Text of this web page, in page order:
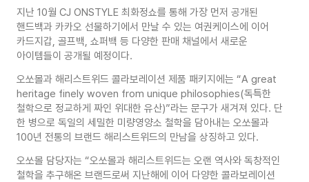
지난 10월 CJ ONSTYLE 최화정쇼를 통해 가장 먼저 공개된
핸드백과 카카오 선물하기에서 만날 수 있는 여권케이스에 이어
카드지갑, 골프백, 쇼퍼백 등 다양한 판매 채널에서 새로운
아이템들이 공개될 예정이다.
오쏘몰과 해리스트위드 콜라보레이션 제품 패키지에는 “A great
heritage finely woven from unique philosophies(독특한
철학으로 정교하게 짜인 위대한 유산)”라는 문구가 새겨져 있다. 단
한 병으로 독일의 세밀한 미량영양소 철학을 담아내는 오쏘몰과
100년 전통의 브랜드 해리스트위드의 만남을 상징하고 있다.
오쏘몰 담당자는 “오쏘몰과 해리스트위드는 오랜 역사와 독창적인
철학을 추구해온 브랜드로써 지난해에 이어 다양한 콜라보레이션